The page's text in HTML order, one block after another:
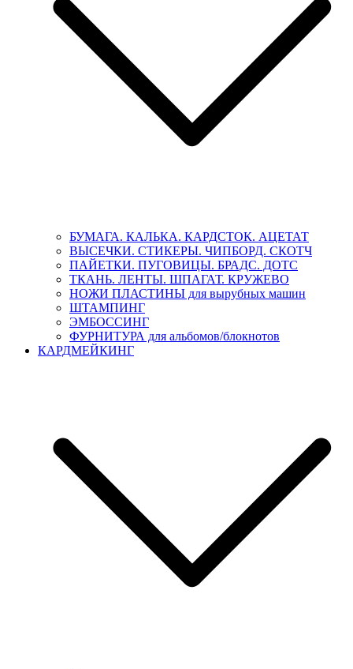
БУМАГА. КАЛЬКА. КАРДСТОК. АЦЕТАТ
ВЫСЕЧКИ. СТИКЕРЫ. ЧИПБОРД. СКОТЧ
ПАЙЕТКИ. ПУГОВИЦЫ. БРАДС. ДОТС
ТКАНЬ. ЛЕНТЫ. ШПАГАТ. КРУЖЕВО
НОЖИ ПЛАСТИНЫ для вырубных машин
ШТАМПИНГ
ЭМБОССИНГ
ФУРНИТУРА для альбомов/блокнотов
КАРДМЕЙКИНГ